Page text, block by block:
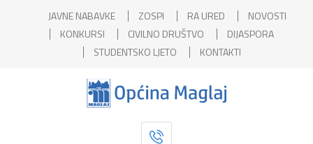
JAVNE NABAVKE ZOSPI RA URED
NOVOSTI
KONKURSI
CIVILNO DRUŠTVO
DIJASPORA
STUDENTSKO LJETO
KONTAKTI